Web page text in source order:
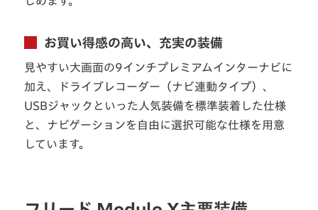
お買い得感の高い、充実の装備
見やすい大画面の9インチプレミアムインターナビに
加え、ドライブレコーダー（ナビ連動タイプ）、
USBジャックといった人気装備を標準装着した仕様
と、ナビゲーションを自由に選択可能な仕様を用意
しています。